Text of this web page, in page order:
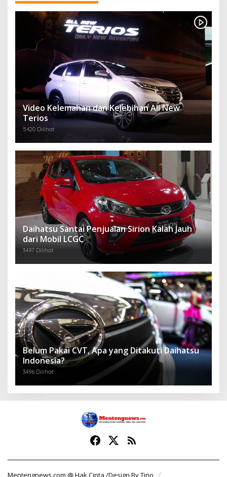
Video Kelemahan dan Kelebihan All New
Terios
5420 Dilihat
Daihatsu Santai Penjualan Sirion Kalah Jauh
dari Mobil LCGC
3497 Dilihat
Belum Pakai CVT, Apa yang Ditakuti Daihatsu
Indonesia?
3496 Dilihat
Mentengnews.com @ Hak Cipta /Design By Tino